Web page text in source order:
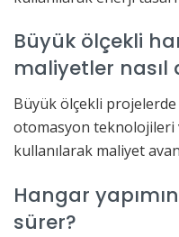
Büyük ölçekli
maliyetler nasıl
Büyük ölçekli projelerde
otomasyon teknolojileri
kullanılarak maliyet
Hangar
sürer?